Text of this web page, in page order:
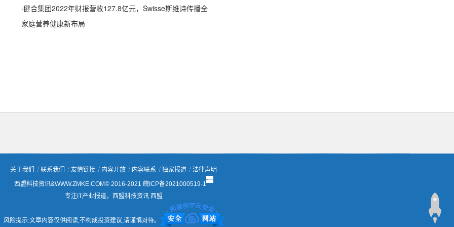
·健合集团2022年财报营收127.8亿元，Swisse斯维诗传播全
家庭营养健康新布局
关于我们 ┊ 联系我们 ┊ 友情链接 ┊ 内容开放 ┊ 内容联系 ┊ 独家报道 ┊ 法律声明
西盟科技资讯&WWW.ZMKE.COM© 2016-2021 皖ICP备2021000519-1
专注IT产业报道，西盟科技资讯 西盟
风险提示:文章内容仅供阅读,不构成投资建议,请谨慎对待。